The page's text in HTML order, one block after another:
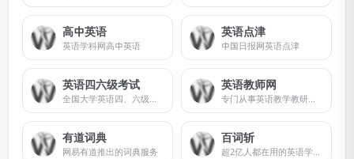
高中英语
英语学科网高中英语
英语点津
中国日报网英语点津
英语四六级考试
全国大学英语四、六级考试(CET)
英语教师网
专门从事英语教学教研、提供英语资源的网站
有道词典
网易有道推出的词典服务
百词斩
超2亿人都在用的英语学习大杀器！致力于为你解决背单词难题，独创图背单词学习法，趣味学英语；内涵海量词库，覆盖全年龄段词汇需求；配备单词全解，发音例句辅助学习。